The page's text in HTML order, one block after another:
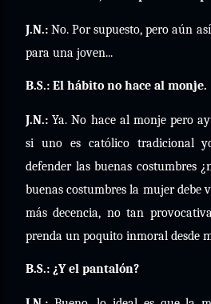
J.N.: No. Por supuesto, pero aún
para una joven...
B.S.: El hábito no hace al monje.
J.N.: Ya. No hace al monje pero
si uno es católico tradicional
defender las buenas costumbres
buenas costumbres la mujer debe
más decencia, no tan
prenda un poquito inmoral desde
B.S.: ¿Y el pantalón?